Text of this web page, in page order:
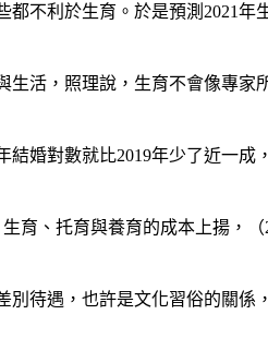
不利於生育。於是預測2021
活，照理說，生育不會像專
婚對數就比2019年少了近一
育、托育與養育的成本上揚，（2
待遇，也許是文化習俗的關